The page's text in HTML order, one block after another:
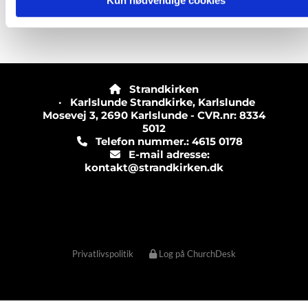

Strandkirken
· Karlslunde Strandkirke, Karlslunde
Mosevej 3, 2690 Karlslunde - CVR.nr: 8334
5012
Telefon nummer.: 4615 0178
E-mail adresse:
kontakt@strandkirken.dk
Privatlivspolitik Log på ChurchDesk